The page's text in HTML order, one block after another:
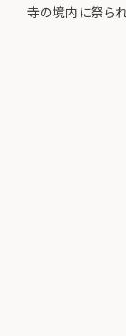
寺の境内に祭られ